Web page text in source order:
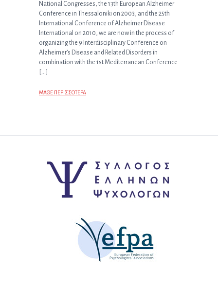
National Congresses, the 13th European Alzheimer
Conference in Thessaloniki on 2003, and the 25th
International Conference of Alzheimer Disease
International on 2010, we are now in the process of
organizing the 9 Interdisciplinary Conference on
Alzheimer’s Disease and Related Disorders in
combination with the 1st Mediterranean Conference
[…]
ΜΑΘΕ ΠΕΡΙΣΣΟΤΕΡΑ